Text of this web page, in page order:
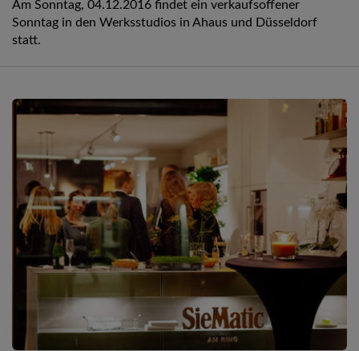
Am Sonntag, 04.12.2016 findet ein verkaufsoffener
Sonntag in den Werksstudios in Ahaus und Düsseldorf
statt.